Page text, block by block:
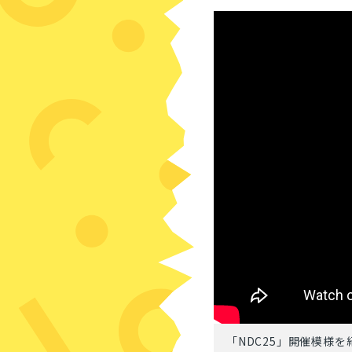
「NDC25」開催模様